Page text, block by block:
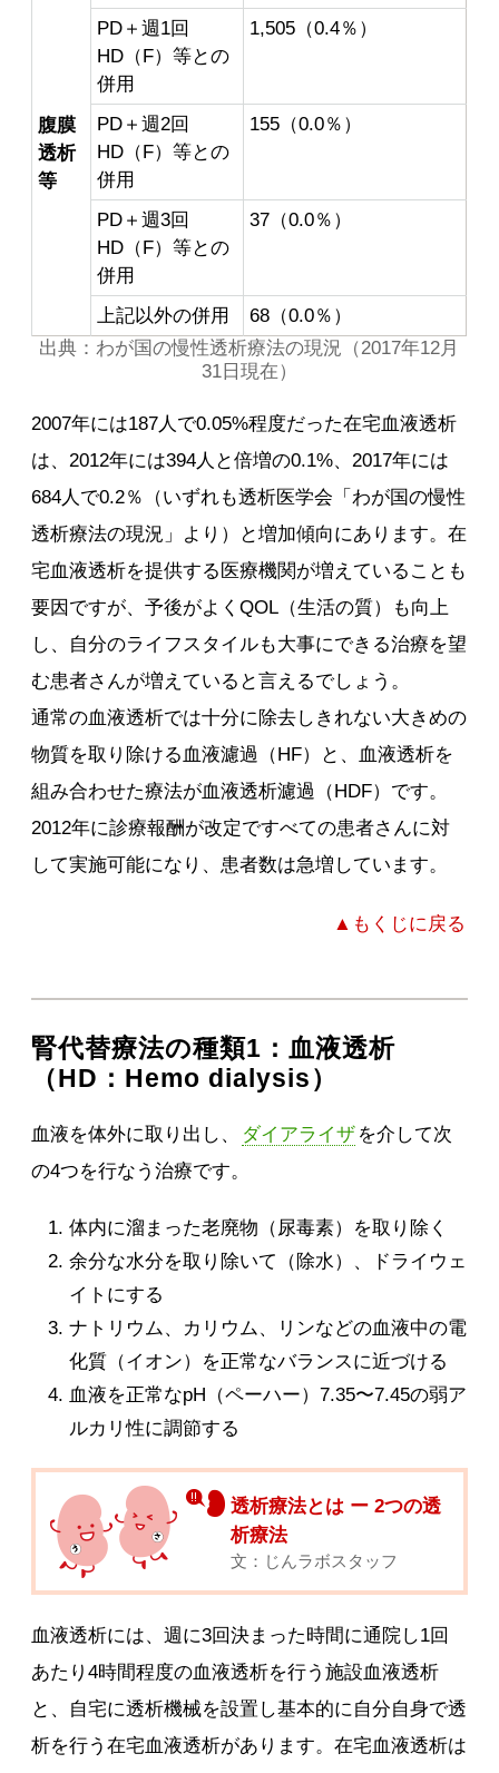
腹膜
透析
等
PD＋週1回
HD（F）等との
併用
1,505（0.4％）
PD＋週2回
HD（F）等との
併用
155（0.0％）
PD＋週3回
HD（F）等との
併用
37（0.0％）
上記以外の併用
68（0.0％）
出典：わが国の慢性透析療法の現況（2017年12月
31日現在）
2007年には187人で0.05%程度だった在宅血液透析
は、2012年には394人と倍増の0.1%、2017年には
684人で0.2％（いずれも透析医学会「わが国の慢性
透析療法の現況」より）と増加傾向にあります。在
宅血液透析を提供する医療機関が増えていることも
要因ですが、予後がよくQOL（生活の質）も向上
し、自分のライフスタイルも大事にできる治療を望
む患者さんが増えていると言えるでしょう。
通常の血液透析では十分に除去しきれない大きめの
物質を取り除ける血液濾過（HF）と、血液透析を
組み合わせた療法が血液透析濾過（HDF）です。
2012年に診療報酬が改定ですべての患者さんに対
して実施可能になり、患者数は急増しています。
▲もくじに戻る
腎代替療法の種類1：血液透析
（HD：Hemo dialysis）
血液を体外に取り出し、 ダイアライザ を介して次
の4つを行なう治療です。
体内に溜まった老廃物（尿毒素）を取り除く
余分な水分を取り除いて（除水）、ドライウェ
イトにする
ナトリウム、カリウム、リンなどの血液中の電
化質（イオン）を正常なバランスに近づける
血液を正常なpH（ペーハー）7.35〜7.45の弱ア
ルカリ性に調節する
透析療法とは ー 2つの透
析療法
文：じんラボスタッフ
血液透析には、週に3回決まった時間に通院し1回
あたり4時間程度の血液透析を行う施設血液透析
と、自宅に透析機械を設置し基本的に自分自身で透
析を行う在宅血液透析があります。在宅血液透析は